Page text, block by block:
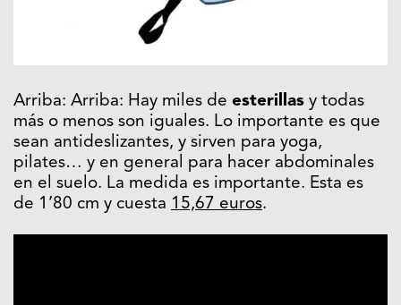
Arriba: Arriba: Hay miles de esterillas y todas
más o menos son iguales. Lo importante es que
sean antideslizantes, y sirven para yoga,
pilates… y en general para hacer abdominales
en el suelo. La medida es importante. Esta es
de 1’80 cm y cuesta 15,67 euros.